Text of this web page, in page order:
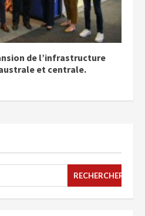
de l’infrastructure
et centrale.
RECHERCHER